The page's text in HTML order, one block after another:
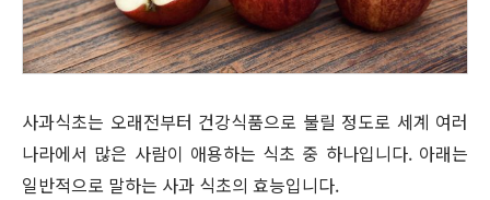
사과식초는 오래전부터 건강식품으로 불릴 정도로 세계 여러
나라에서 많은 사람이 애용하는 식초 중 하나입니다. 아래는
일반적으로 말하는 사과 식초의 효능입니다.